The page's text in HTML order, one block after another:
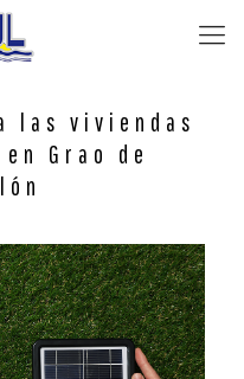
las viviendas
Grao de